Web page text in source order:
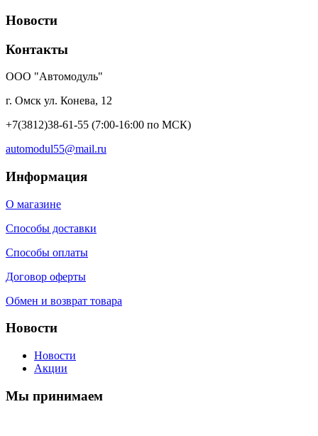
Новости
Контакты
ООО "Автомодуль"
г. Омск ул. Конева, 12
+7(3812)38-61-55 (7:00-16:00 по МСК)
automodul55@mail.ru
Информация
О магазине
Способы доставки
Способы оплаты
Договор оферты
Обмен и возврат товара
Новости
Новости
Акции
Мы принимаем